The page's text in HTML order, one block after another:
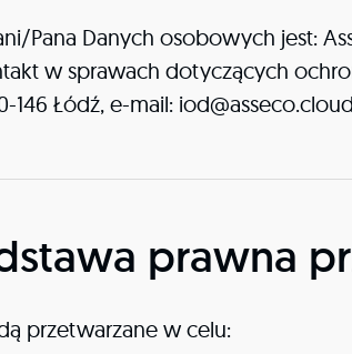
Pana Danych osobowych jest:
w sprawach dotyczących
146 Łódź, e-mail:
prawna
przetwarzane w celu: